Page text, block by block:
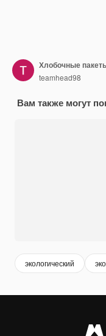
teamhead98
Вам также могут
экологический